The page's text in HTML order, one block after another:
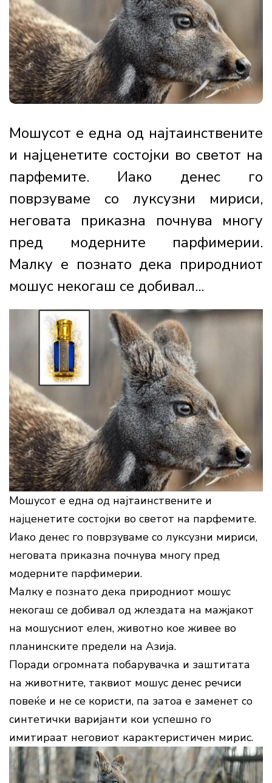
Мошусот е една од најтаинствените
и најценетите состојки во светот на
парфемите. Иако денес го
поврзуваме со луксузни мириси,
неговата приказна почнува многу
пред модерните парфимерии.
Малку е познато дека природниот
мошус некогаш се добивал...
Мошусот е една од најтаинствените и
најценетите состојки во светот на парфемите.
Иако денес го поврзуваме со луксузни мириси,
неговата приказна почнува многу пред
модерните парфимерии.
Малку е познато дека природниот мошус
некогаш се добивал од жлездата на мажјакот
на мошусниот елен, животно кое живее во
планинските предели на Азија.
Поради огромната побарувачка и заштитата
на животните, таквиот мошус денес речиси
повеќе и не се користи, па затоа е заменет со
синтетички варијанти кои успешно го
имитираат неговиот карактеристичен мирис.